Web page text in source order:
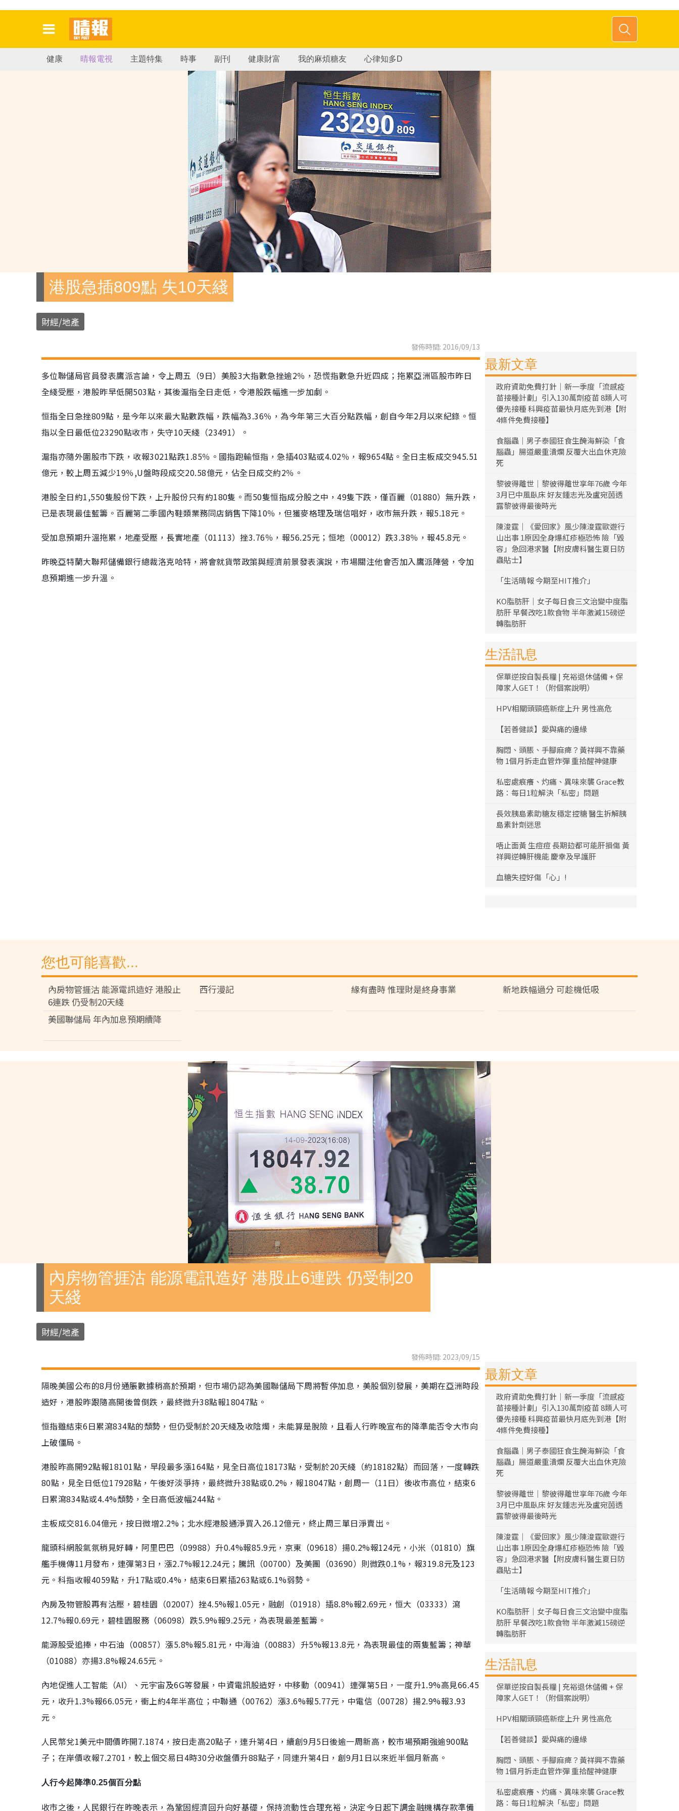
健康 晴報電視 主題特集 時事 副刊 健康財富 我的麻煩糖友 心律知多D
港股急插809點 失10天綫
財經/地產
發佈時間: 2016/09/13
多位聯儲局官員發表鷹派言論，令上周五（9日）美股3大指數急挫逾2％，恐慌指數急升近四成；拖累亞洲區股市昨日
全綫受壓，港股昨早低開503點，其後滬指全日走低，令港股跌幅進一步加劇。
恒指全日急挫809點，是今年以來最大點數跌幅，跌幅為3.36％，為今年第三大百分點跌幅，創自今年2月以來紀錄。恒
指以全日最低位23290點收市，失守10天綫（23491）。
滬指亦隨外圍股市下跌，收報3021點跌1.85％。國指跑輸恒指，急插403點或4.02％，報9654點。全日主板成交945.51
億元，較上周五減少19％,U盤時段成交20.58億元，佔全日成交約2％。
港股全日約1,550隻股份下跌，上升股份只有約180隻。而50隻恒指成分股之中，49隻下跌，僅百麗（01880）無升跌，
已是表現最佳藍籌。百麗第二季國內鞋類業務同店銷售下降10％，但獲麥格理及瑞信唱好，收市無升跌，報5.18元。
受加息預期升溫拖累，地產受壓，長實地產（01113）挫3.76％，報56.25元；恒地（00012）跌3.38％，報45.8元。
昨晚亞特蘭大聯邦儲備銀行總裁洛克哈特，將會就貨幣政策與經濟前景發表演說，市場關注他會否加入鷹派陣營，令加
息預期進一步升溫。
最新文章
政府資助免費打針｜新一季度「流感疫
苗接種計劃」引入130萬劑疫苗 8類人可
優先接種 科興疫苗最快月底先到港【附
4條件免費接種】
食腦蟲｜男子泰國狂食生醃海鮮染「食
腦蟲」腸道嚴重潰爛 反覆大出血休克險
死
黎彼得離世｜黎彼得離世享年76歲 今年
3月已中風臥床 好友鍾志光及盧宛茵透
露黎彼得最後時光
陳浚霆｜《愛回家》風少陳浚霆歐遊行
山出事 1原因全身爆紅疹極恐怖 險「毀
容」急回港求醫【附皮膚科醫生夏日防
蟲貼士】
「生活晴報 今期至HIT推介」
KO脂肪肝｜女子每日食三文治變中度脂
肪肝 早餐改吃1款食物 半年激減15磅逆
轉脂肪肝
生活訊息
保單逆按自製長糧 | 充裕退休儲備 + 保
障家人GET！（附個案說明）
HPV相關頭頸癌新症上升 男性高危
【若善健談】愛與痛的邊緣
胸悶、頭脹、手腳麻痺？黃祥興不靠藥
物 1個月拆走血管炸彈 重拾醒神健康
私密處痕癢、灼痛、異味來襲 Grace教
路：每日1粒解決「私密」問題
長效胰島素助糖友穩定控糖 醫生拆解胰
島素針劑迷思
唔止面黃 生痘痘 長期攰都可能肝損傷 黃
祥興逆轉肝機能 慶幸及早護肝
血糖失控好傷「心」!
您也可能喜歡...
內房物管捱沽 能源電訊造好 港股止
6連跌 仍受制20天綫
西行漫記 緣有盡時 惟理財是終身事業 新地跌幅過分 可趁機低吸
美國聯儲局 年內加息預期續降
內房物管捱沽 能源電訊造好 港股止6連跌 仍受制20
天綫
財經/地產
發佈時間: 2023/09/15
隔晚美國公布的8月份通脹數據稍高於預期，但市場仍認為美國聯儲局下周將暫停加息，美股個別發展，美期在亞洲時段
造好，港股昨跟隨高開後曾倒跌，最終微升38點報18047點。
恒指雖結束6日累瀉834點的頹勢，但仍受制於20天綫及收陰燭，未能算是脫險，且看人行昨晚宣布的降準能否令大市向
上破僵局。
港股昨高開92點報18101點，早段最多漲164點，見全日高位18173點，受制於20天綫（約18182點）而回落，一度轉跌
80點，見全日低位17928點，午後好淡爭持，最終微升38點或0.2%，報18047點，創周一（11日）後收市高位，結束6
日累瀉834點或4.4%頹勢，全日高低波幅244點。
主板成交816.04億元，按日微增2.2%；北水經港股通淨買入26.12億元，終止周三單日淨賣出。
龍頭科網股氣氛稍見好轉，阿里巴巴（09988）升0.4%報85.9元，京東（09618）揚0.2%報124元，小米（01810）旗
艦手機傳11月發布，連彈第3日，漲2.7%報12.24元；騰訊（00700）及美團（03690）則微跌0.1%，報319.8元及123
元。科指收報4059點，升17點或0.4%，結束6日累插263點或6.1%弱勢。
內房及物管股再有沽壓，碧桂園（02007）挫4.5%報1.05元，融創（01918）插8.8%報2.69元，恒大（03333）瀉
12.7%報0.69元，碧桂園服務（06098）跌5.9%報9.25元，為表現最差藍籌。
能源股受追捧，中石油（00857）漲5.8%報5.81元，中海油（00883）升5%報13.8元，為表現最佳的兩隻藍籌；神華
（01088）亦揚3.8%報24.65元。
內地促進人工智能（AI）、元宇宙及6G等發展，中資電訊股造好，中移動（00941）連彈第5日，一度升1.9%高見66.45
元，收升1.3%報66.05元，衝上約4年半高位；中聯通（00762）漲3.6%報5.77元，中電信（00728）揚2.9%報3.93
元。
人民幣兌1美元中間價昨開7.1874，按日走高20點子，連升第4日，續創9月5日後逾一周新高，較市場預期強逾900點
子；在岸價收報7.2701，較上個交易日4時30分收盤價升88點子，同連升第4日，創9月1日以來近半個月新高。
人行今起降準0.25個百分點
收市之後，人民銀行在昨晚表示，為鞏固經濟回升向好基礎，保持流動性合理充裕，決定今日起下調金融機構存款準備
最新文章
政府資助免費打針｜新一季度「流感疫
苗接種計劃」引入130萬劑疫苗 8類人可
優先接種 科興疫苗最快月底先到港【附
4條件免費接種】
食腦蟲｜男子泰國狂食生醃海鮮染「食
腦蟲」腸道嚴重潰爛 反覆大出血休克險
死
黎彼得離世｜黎彼得離世享年76歲 今年
3月已中風臥床 好友鍾志光及盧宛茵透
露黎彼得最後時光
陳浚霆｜《愛回家》風少陳浚霆歐遊行
山出事 1原因全身爆紅疹極恐怖 險「毀
容」急回港求醫【附皮膚科醫生夏日防
蟲貼士】
「生活晴報 今期至HIT推介」
KO脂肪肝｜女子每日食三文治變中度脂
肪肝 早餐改吃1款食物 半年激減15磅逆
轉脂肪肝
生活訊息
保單逆按自製長糧 | 充裕退休儲備 + 保
障家人GET！（附個案說明）
HPV相關頭頸癌新症上升 男性高危
【若善健談】愛與痛的邊緣
胸悶、頭脹、手腳麻痺？黃祥興不靠藥
物 1個月拆走血管炸彈 重拾醒神健康
私密處痕癢、灼痛、異味來襲 Grace教
路：每日1粒解決「私密」問題